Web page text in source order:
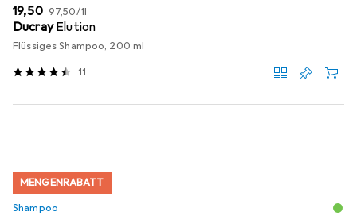
EUR
19,50 EUR
97,50/1l
Ducray Elution
Flüssiges Shampoo, 200 ml
11
MENGENRABATT
Shampoo